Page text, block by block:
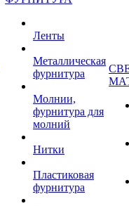
Ленты
Металлическая
фурнитура
Молнии,
фурнитура для
молний
Нитки
Пластиковая
фурнитура